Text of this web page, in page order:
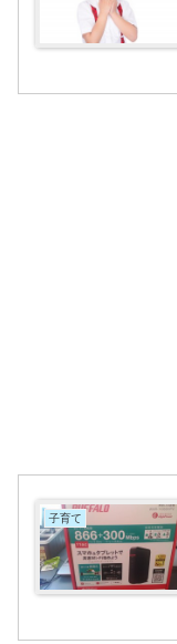
子育て